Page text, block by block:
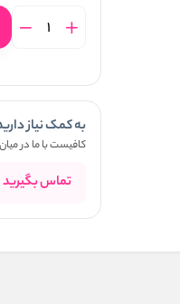
به کمک نیاز
کافیست با ما در
تماس بگیرید